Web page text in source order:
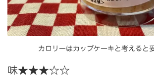
カロリーはカップケーキと考えると
味★★★☆☆